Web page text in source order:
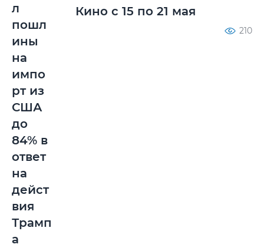
л
пошл
ины
на
импо
рт из
США
до
84% в
ответ
на
дейст
вия
Трамп
а
Кино с 15 по 21 мая
210